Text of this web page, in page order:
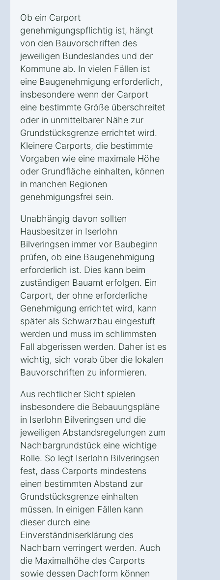
Ob ein Carport
genehmigungspflichtig ist, hängt
von den Bauvorschriften des
jeweiligen Bundeslandes und der
Kommune ab. In vielen Fällen ist
eine Baugenehmigung erforderlich,
insbesondere wenn der Carport
eine bestimmte Größe überschreitet
oder in unmittelbarer Nähe zur
Grundstücksgrenze errichtet wird.
Kleinere Carports, die bestimmte
Vorgaben wie eine maximale Höhe
oder Grundfläche einhalten, können
in manchen Regionen
genehmigungsfrei sein.
Unabhängig davon sollten
Hausbesitzer in Iserlohn
Bilveringsen immer vor Baubeginn
prüfen, ob eine Baugenehmigung
erforderlich ist. Dies kann beim
zuständigen Bauamt erfolgen. Ein
Carport, der ohne erforderliche
Genehmigung errichtet wird, kann
später als Schwarzbau eingestuft
werden und muss im schlimmsten
Fall abgerissen werden. Daher ist es
wichtig, sich vorab über die lokalen
Bauvorschriften zu informieren.
Aus rechtlicher Sicht spielen
insbesondere die Bebauungspläne
in Iserlohn Bilveringsen und die
jeweiligen Abstandsregelungen zum
Nachbargrundstück eine wichtige
Rolle. So legt Iserlohn Bilveringsen
fest, dass Carports mindestens
einen bestimmten Abstand zur
Grundstücksgrenze einhalten
müssen. In einigen Fällen kann
dieser durch eine
Einverständniserklärung des
Nachbarn verringert werden. Auch
die Maximalhöhe des Carports
sowie dessen Dachform können